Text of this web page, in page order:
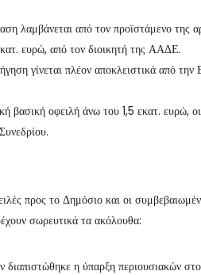
λαμβάνεται από τον προϊστάμενο της
ευρώ, από τον διοικητή της ΑΑΔΕ.
γίνεται πλέον αποκλειστικά από
βασική οφειλή άνω του 1,5 εκατ. ευρώ,
προς το Δημόσιο και οι
σωρευτικά τα ακόλουθα:
διαπιστώθηκε η ύπαρξη περιουσιακών